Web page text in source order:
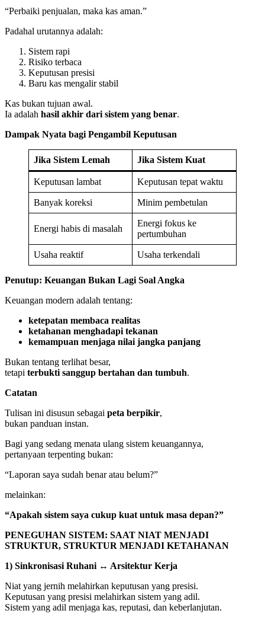
“Perbaiki penjualan, maka kas aman.”
Padahal urutannya adalah:
Sistem rapi
Risiko terbaca
Keputusan presisi
Baru kas mengalir stabil
Kas bukan tujuan awal.
Ia adalah hasil akhir dari sistem yang benar.
Dampak Nyata bagi Pengambil Keputusan
Jika Sistem Lemah Jika Sistem Kuat
Keputusan lambat Keputusan tepat waktu
Banyak koreksi Minim pembetulan
Energi habis di masalah
Energi fokus ke
pertumbuhan
Usaha reaktif Usaha terkendali
Penutup: Keuangan Bukan Lagi Soal Angka
Keuangan modern adalah tentang:
ketepatan membaca realitas
ketahanan menghadapi tekanan
kemampuan menjaga nilai jangka panjang
Bukan tentang terlihat besar,
tetapi terbukti sanggup bertahan dan tumbuh.
Catatan
Tulisan ini disusun sebagai peta berpikir,
bukan panduan instan.
Bagi yang sedang menata ulang sistem keuangannya,
pertanyaan terpenting bukan:
“Laporan saya sudah benar atau belum?”
melainkan:
“Apakah sistem saya cukup kuat untuk masa depan?”
PENEGUHAN SISTEM: SAAT NIAT MENJADI
STRUKTUR, STRUKTUR MENJADI KETAHANAN
1) Sinkronisasi Ruhani ↔ Arsitektur Kerja
Niat yang jernih melahirkan keputusan yang presisi.
Keputusan yang presisi melahirkan sistem yang adil.
Sistem yang adil menjaga kas, reputasi, dan keberlanjutan.